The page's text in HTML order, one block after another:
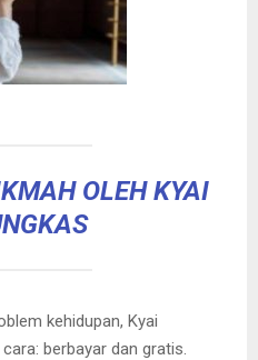
OLEH KYAI
kehidupan, Kyai
berbayar dan gratis.